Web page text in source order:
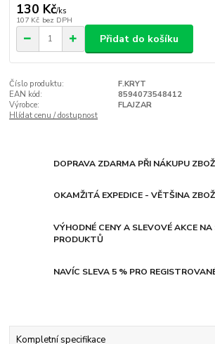
130 Kč/ks
107 Kč bez DPH
Přidat do košíku
Číslo produktu:
F.KRYT
EAN kód:
8594073548412
Výrobce:
FLAJZAR
Hlídat cenu / dostupnost
DOPRAVA ZDARMA PŘI NÁKUPU
OKAMŽITÁ EXPEDICE - VĚTŠINA
VÝHODNÉ CENY A SLEVOVÉ AKCE
PRODUKTŮ
NAVÍC SLEVA 5 % PRO
Kompletní specifikace